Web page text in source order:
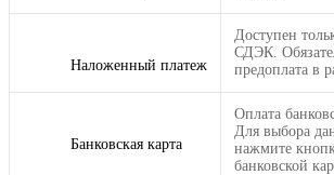
Наложенный платеж
Доступен
СДЭК.
предоплата в
Банковская карта
Оплата
Для выбора
нажмите
банковской